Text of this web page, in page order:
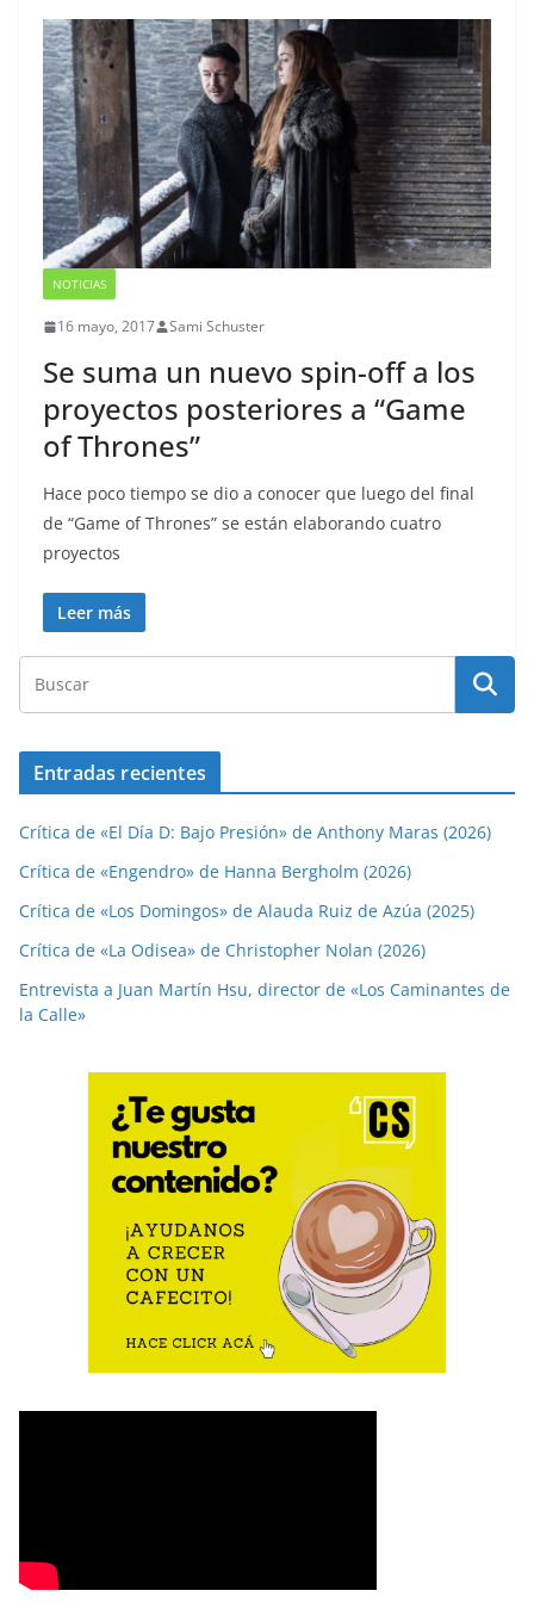
NOTICIAS
16 mayo, 2017 Sami Schuster
Se suma un nuevo spin-off a los
proyectos posteriores a “Game
of Thrones”
Hace poco tiempo se dio a conocer que luego del final
de “Game of Thrones” se están elaborando cuatro
proyectos
Leer más
Entradas recientes
Crítica de «El Día D: Bajo Presión» de Anthony Maras (2026)
Crítica de «Engendro» de Hanna Bergholm (2026)
Crítica de «Los Domingos» de Alauda Ruiz de Azúa (2025)
Crítica de «La Odisea» de Christopher Nolan (2026)
Entrevista a Juan Martín Hsu, director de «Los Caminantes de
la Calle»